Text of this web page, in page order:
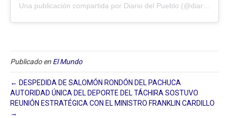
Publicado en El Mundo
← DESPEDIDA DE SALOMÓN RONDÓN DEL PACHUCA
AUTORIDAD ÚNICA DEL DEPORTE DEL TÁCHIRA SOSTUVO
REUNIÓN ESTRATÉGICA CON EL MINISTRO FRANKLIN CARDILLO
→